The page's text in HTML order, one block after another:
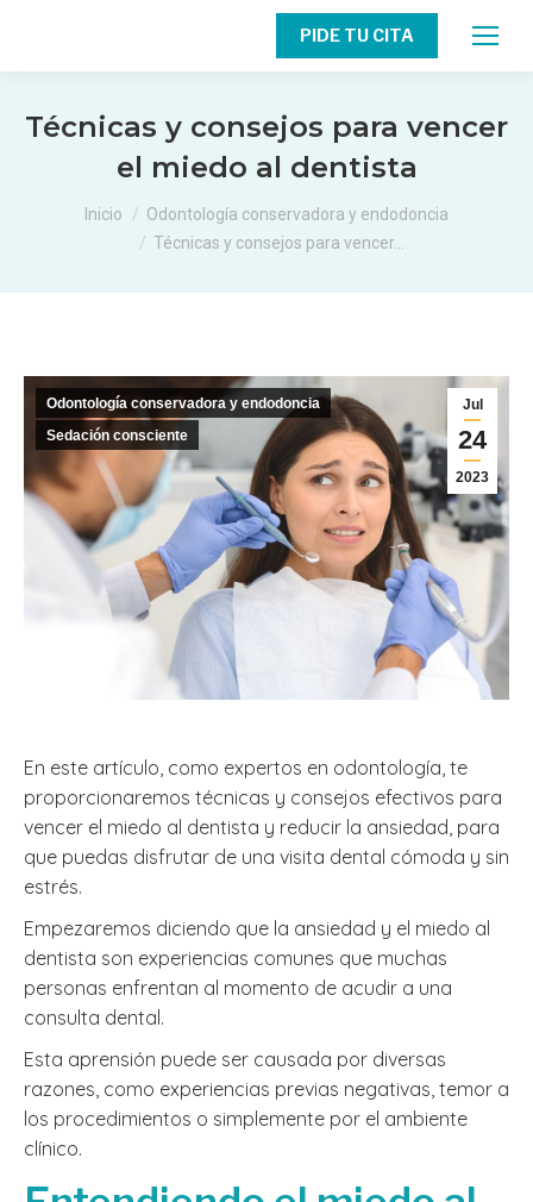
PIDE TU CITA
Técnicas y consejos para vencer
el miedo al dentista
Estás aquí:
Inicio
Odontología conservadora y endodoncia
Técnicas y consejos para vencer…
Jul
24
2023
Odontología conservadora y endodoncia
Sedación consciente
En este artículo, como expertos en odontología, te
proporcionaremos técnicas y consejos efectivos para
vencer el miedo al dentista y reducir la ansiedad, para
que puedas disfrutar de una visita dental cómoda y sin
estrés.
Empezaremos diciendo que la ansiedad y el miedo al
dentista son experiencias comunes que muchas
personas enfrentan al momento de acudir a una
consulta dental.
Esta aprensión puede ser causada por diversas
razones, como experiencias previas negativas, temor a
los procedimientos o simplemente por el ambiente
clínico.